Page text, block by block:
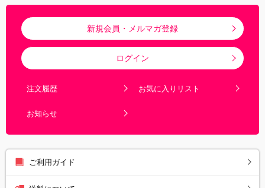
新規会員・メルマガ登録
ログイン
注文履歴 お気に入りリスト
お知らせ
ご利用ガイド